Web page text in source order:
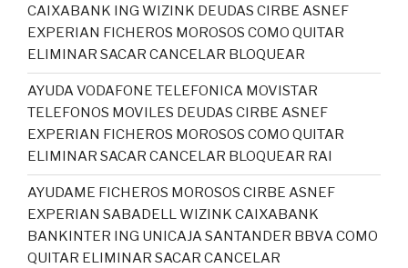
CAIXABANK ING WIZINK DEUDAS CIRBE ASNEF
EXPERIAN FICHEROS MOROSOS COMO QUITAR
ELIMINAR SACAR CANCELAR BLOQUEAR
AYUDA VODAFONE TELEFONICA MOVISTAR
TELEFONOS MOVILES DEUDAS CIRBE ASNEF
EXPERIAN FICHEROS MOROSOS COMO QUITAR
ELIMINAR SACAR CANCELAR BLOQUEAR RAI
AYUDAME FICHEROS MOROSOS CIRBE ASNEF
EXPERIAN SABADELL WIZINK CAIXABANK
BANKINTER ING UNICAJA SANTANDER BBVA COMO
QUITAR ELIMINAR SACAR CANCELAR